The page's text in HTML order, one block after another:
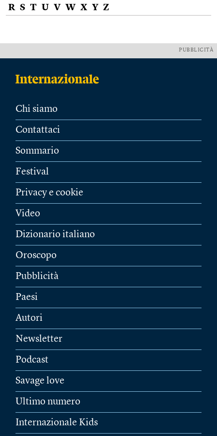
R S T U V W X Y Z
PUBBLICITÀ
Chi siamo
Contattaci
Sommario
Festival
Privacy e cookie
Video
Dizionario italiano
Oroscopo
Pubblicità
Paesi
Autori
Newsletter
Podcast
Savage love
Ultimo numero
Internazionale Kids